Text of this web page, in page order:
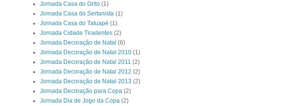
Jornada Casa do Grito (1)
Jornada Casa do Sertanista (1)
Jornada Casa do Tatuapé (1)
Jornada Cidade Tiradentes (2)
Jornada Decoração de Natal (6)
Jornada Decoração de Natal 2010 (1)
Jornada Decoração de Natal 2011 (2)
Jornada Decoração de Natal 2012 (2)
Jornada Decoração de Natal 2013 (2)
Jornada Decoração para Copa (2)
Jornada Dia de Jogo da Copa (2)